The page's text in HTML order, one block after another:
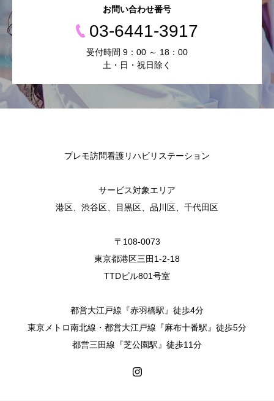
お問い合わせ番号
03-6441-3917
受付時間 9：00 ～ 18：00
土・日・祝日除く
プレモ訪問看護リハビリステーション
サービス対象エリア
港区、渋谷区、目黒区、品川区、千代田区
〒108-0073
東京都港区三田1-2-18
TTDビル801号室
都営大江戸線『赤羽橋駅』徒歩4分
東京メトロ南北線・都営大江戸線『麻布十番駅』徒歩5分
都営三田線『芝公園駅』徒歩11分